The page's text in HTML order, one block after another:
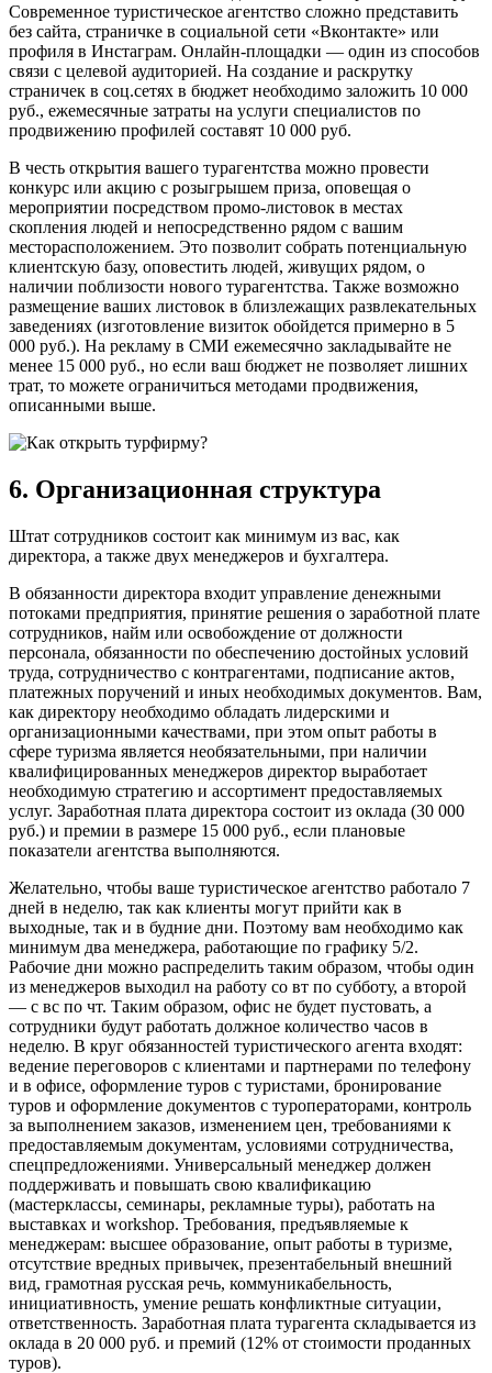
Современное туристическое агентство сложно представить
без сайта, страничке в социальной сети «Вконтакте» или
профиля в Инстаграм. Онлайн-площадки — один из способов
связи с целевой аудиторией. На создание и раскрутку
страничек в соц.сетях в бюджет необходимо заложить 10 000
руб., ежемесячные затраты на услуги специалистов по
продвижению профилей составят 10 000 руб.
В честь открытия вашего турагентства можно провести
конкурс или акцию с розыгрышем приза, оповещая о
мероприятии посредством промо-листовок в местах
скопления людей и непосредственно рядом с вашим
месторасположением. Это позволит собрать потенциальную
клиентскую базу, оповестить людей, живущих рядом, о
наличии поблизости нового турагентства. Также возможно
размещение ваших листовок в близлежащих развлекательных
заведениях (изготовление визиток обойдется примерно в 5
000 руб.). На рекламу в СМИ ежемесячно закладывайте не
менее 15 000 руб., но если ваш бюджет не позволяет лишних
трат, то можете ограничиться методами продвижения,
описанными выше.
6. Организационная структура
Штат сотрудников состоит как минимум из вас, как
директора, а также двух менеджеров и бухгалтера.
В обязанности директора входит управление денежными
потоками предприятия, принятие решения о заработной плате
сотрудников, найм или освобождение от должности
персонала, обязанности по обеспечению достойных условий
труда, сотрудничество с контрагентами, подписание актов,
платежных поручений и иных необходимых документов. Вам,
как директору необходимо обладать лидерскими и
организационными качествами, при этом опыт работы в
сфере туризма является необязательными, при наличии
квалифицированных менеджеров директор выработает
необходимую стратегию и ассортимент предоставляемых
услуг. Заработная плата директора состоит из оклада (30 000
руб.) и премии в размере 15 000 руб., если плановые
показатели агентства выполняются.
Желательно, чтобы ваше туристическое агентство работало 7
дней в неделю, так как клиенты могут прийти как в
выходные, так и в будние дни. Поэтому вам необходимо как
минимум два менеджера, работающие по графику 5/2.
Рабочие дни можно распределить таким образом, чтобы один
из менеджеров выходил на работу со вт по субботу, а второй
— с вс по чт. Таким образом, офис не будет пустовать, а
сотрудники будут работать должное количество часов в
неделю. В круг обязанностей туристического агента входят:
ведение переговоров с клиентами и партнерами по телефону
и в офисе, оформление туров с туристами, бронирование
туров и оформление документов с туроператорами, контроль
за выполнением заказов, изменением цен, требованиями к
предоставляемым документам, условиями сотрудничества,
спецпредложениями. Универсальный менеджер должен
поддерживать и повышать свою квалификацию
(мастерклассы, семинары, рекламные туры), работать на
выставках и workshop. Требования, предъявляемые к
менеджерам: высшее образование, опыт работы в туризме,
отсутствие вредных привычек, презентабельный внешний
вид, грамотная русская речь, коммуникабельность,
инициативность, умение решать конфликтные ситуации,
ответственность. Заработная плата турагента складывается из
оклада в 20 000 руб. и премий (12% от стоимости проданных
туров).